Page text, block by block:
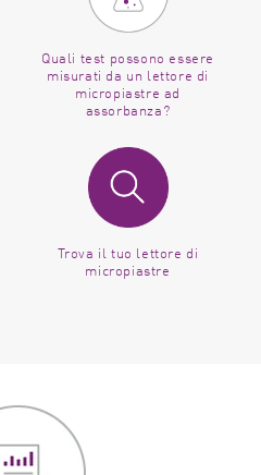
Quali test possono essere
misurati da un lettore di
micropiastre ad
assorbanza?
Trova il tuo lettore di
micropiastre